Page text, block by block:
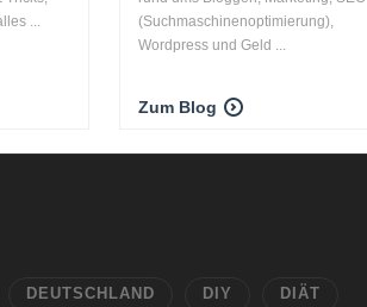
...
(Suchmaschinenoptimierung),
Wordpress und Geld ...
Zum Blog
DEUTSCHLAND DIY DIÄT